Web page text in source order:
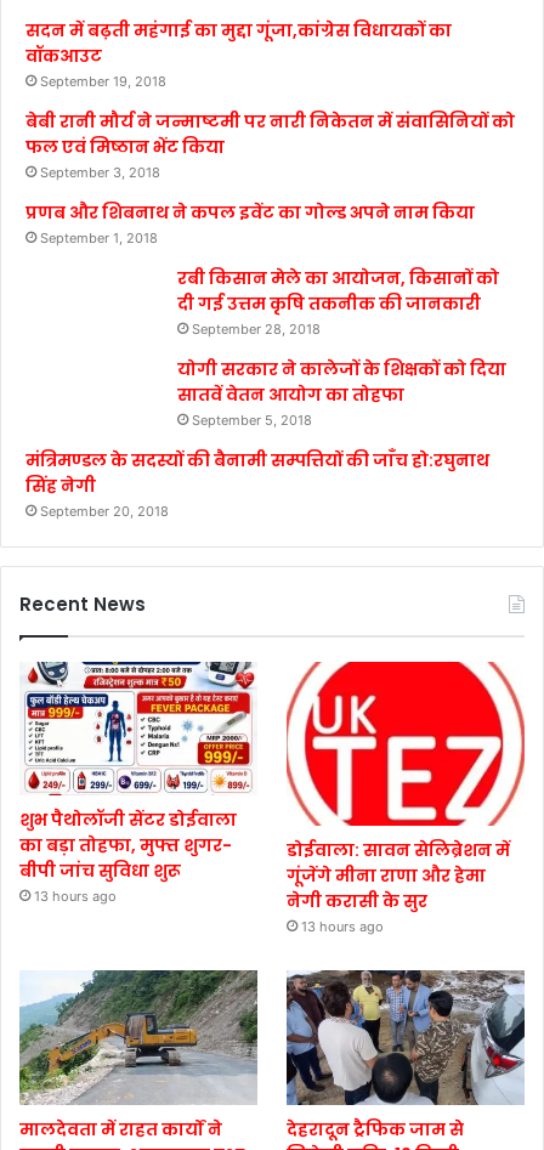
सदन में बढ़ती महंगाई का मुद्दा गूंजा,कांग्रेस विधायकों का
वॉकआउट
September 19, 2018
बेबी रानी मौर्य ने जन्माष्टमी पर नारी निकेतन में संवासिनियों को
फल एवं मिष्ठान भेंट किया
September 3, 2018
प्रणब और शिबनाथ ने कपल इवेंट का गोल्ड अपने नाम किया
September 1, 2018
रबी किसान मेले का आयोजन, किसानों को
दी गई उत्तम कृषि तकनीक की जानकारी
September 28, 2018
योगी सरकार ने कालेजों के शिक्षकों को दिया
सातवें वेतन आयोग का तोहफा
September 5, 2018
मंत्रिमण्डल के सदस्यों की बैनामी सम्पत्तियों की जाँच हो:रघुनाथ
सिंह नेगी
September 20, 2018
Recent News
शुभ पैथोलॉजी सेंटर डोईवाला
का बड़ा तोहफा, मुफ्त शुगर-
बीपी जांच सुविधा शुरू
13 hours ago
डोईवाला: सावन सेलिब्रेशन में
गूंजेंगे मीना राणा और हेमा
नेगी करासी के सुर
13 hours ago
मालदेवता में राहत कार्यों ने
देहरादून ट्रैफिक जाम से